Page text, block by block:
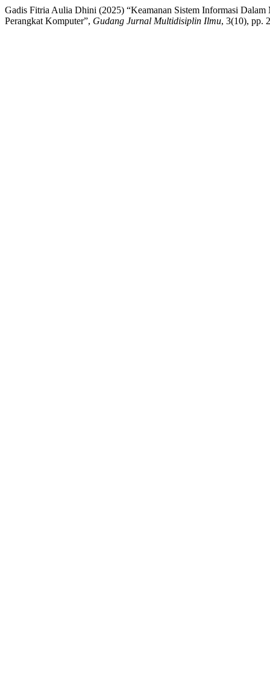
Gadis Fitria Aulia Dhini (2025) “Keamanan Sistem Informasi
Perangkat Komputer”, Gudang Jurnal Multidisiplin Ilmu, 3(10), pp.